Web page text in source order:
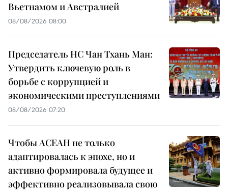
Вьетнамом и Австралией
08/08/2026 08:00
Председатель НС Чан Тхань Ман:
Утвердить ключевую роль в
борьбе с коррупцией и
экономическими преступлениями
08/08/2026 07:20
Чтобы АСЕАН не только
адаптировалась к эпохе, но и
активно формировала будущее и
эффективно реализовывала свою